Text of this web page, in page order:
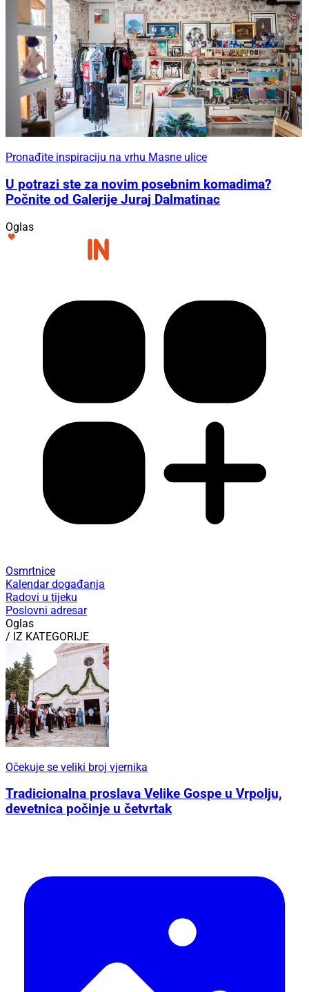
Pronađite inspiraciju na vrhu Masne ulice
U potrazi ste za novim posebnim komadima?
Počnite od Galerije Juraj Dalmatinac
Oglas
Osmrtnice
Kalendar događanja
Radovi u tijeku
Poslovni adresar
Oglas
/ IZ KATEGORIJE
Očekuje se veliki broj vjernika
Tradicionalna proslava Velike Gospe u Vrpolju,
devetnica počinje u četvrtak